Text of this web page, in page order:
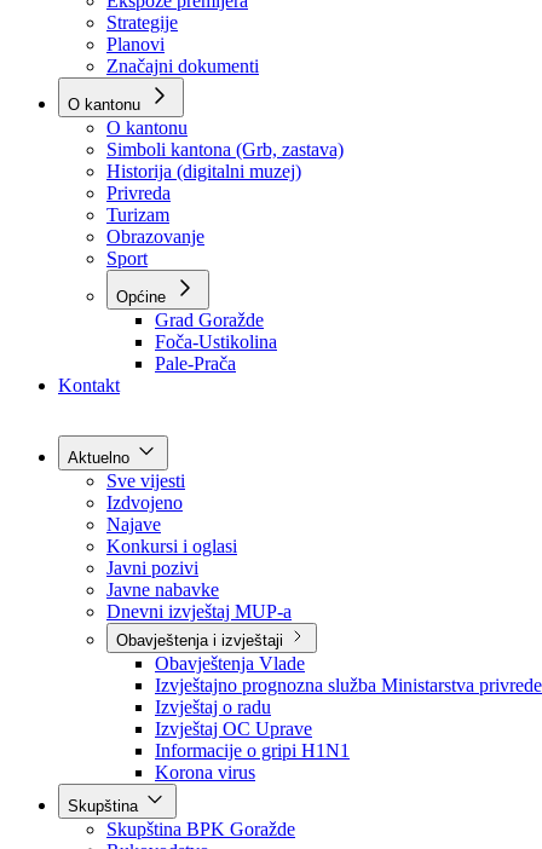
Poslovnik
Program rada Vlade
Ekspoze premijera
Strategije
Planovi
Značajni dokumenti
O kantonu
O kantonu
Simboli kantona (Grb, zastava)
Historija (digitalni muzej)
Privreda
Turizam
Obrazovanje
Sport
Općine
Kontakt
Aktuelno
Sve vijesti
Izdvojeno
Najave
Konkursi i oglasi
Javni pozivi
Javne nabavke
Dnevni izvještaj MUP-a
Obavještenja i izvještaji
Obavještenja Vlade
Izvještajno prognozna služba Ministarstva privrede
Izvještaj o radu
Izvještaj OC Uprave
Informacije o gripi H1N1
Korona virus